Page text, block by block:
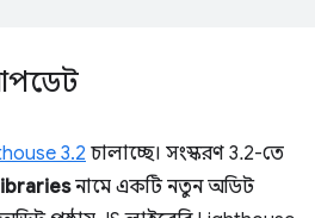
3.2 চালাচ্ছে। সংস্করণ 3.2-তে
নামে একটি নতুন অডিট